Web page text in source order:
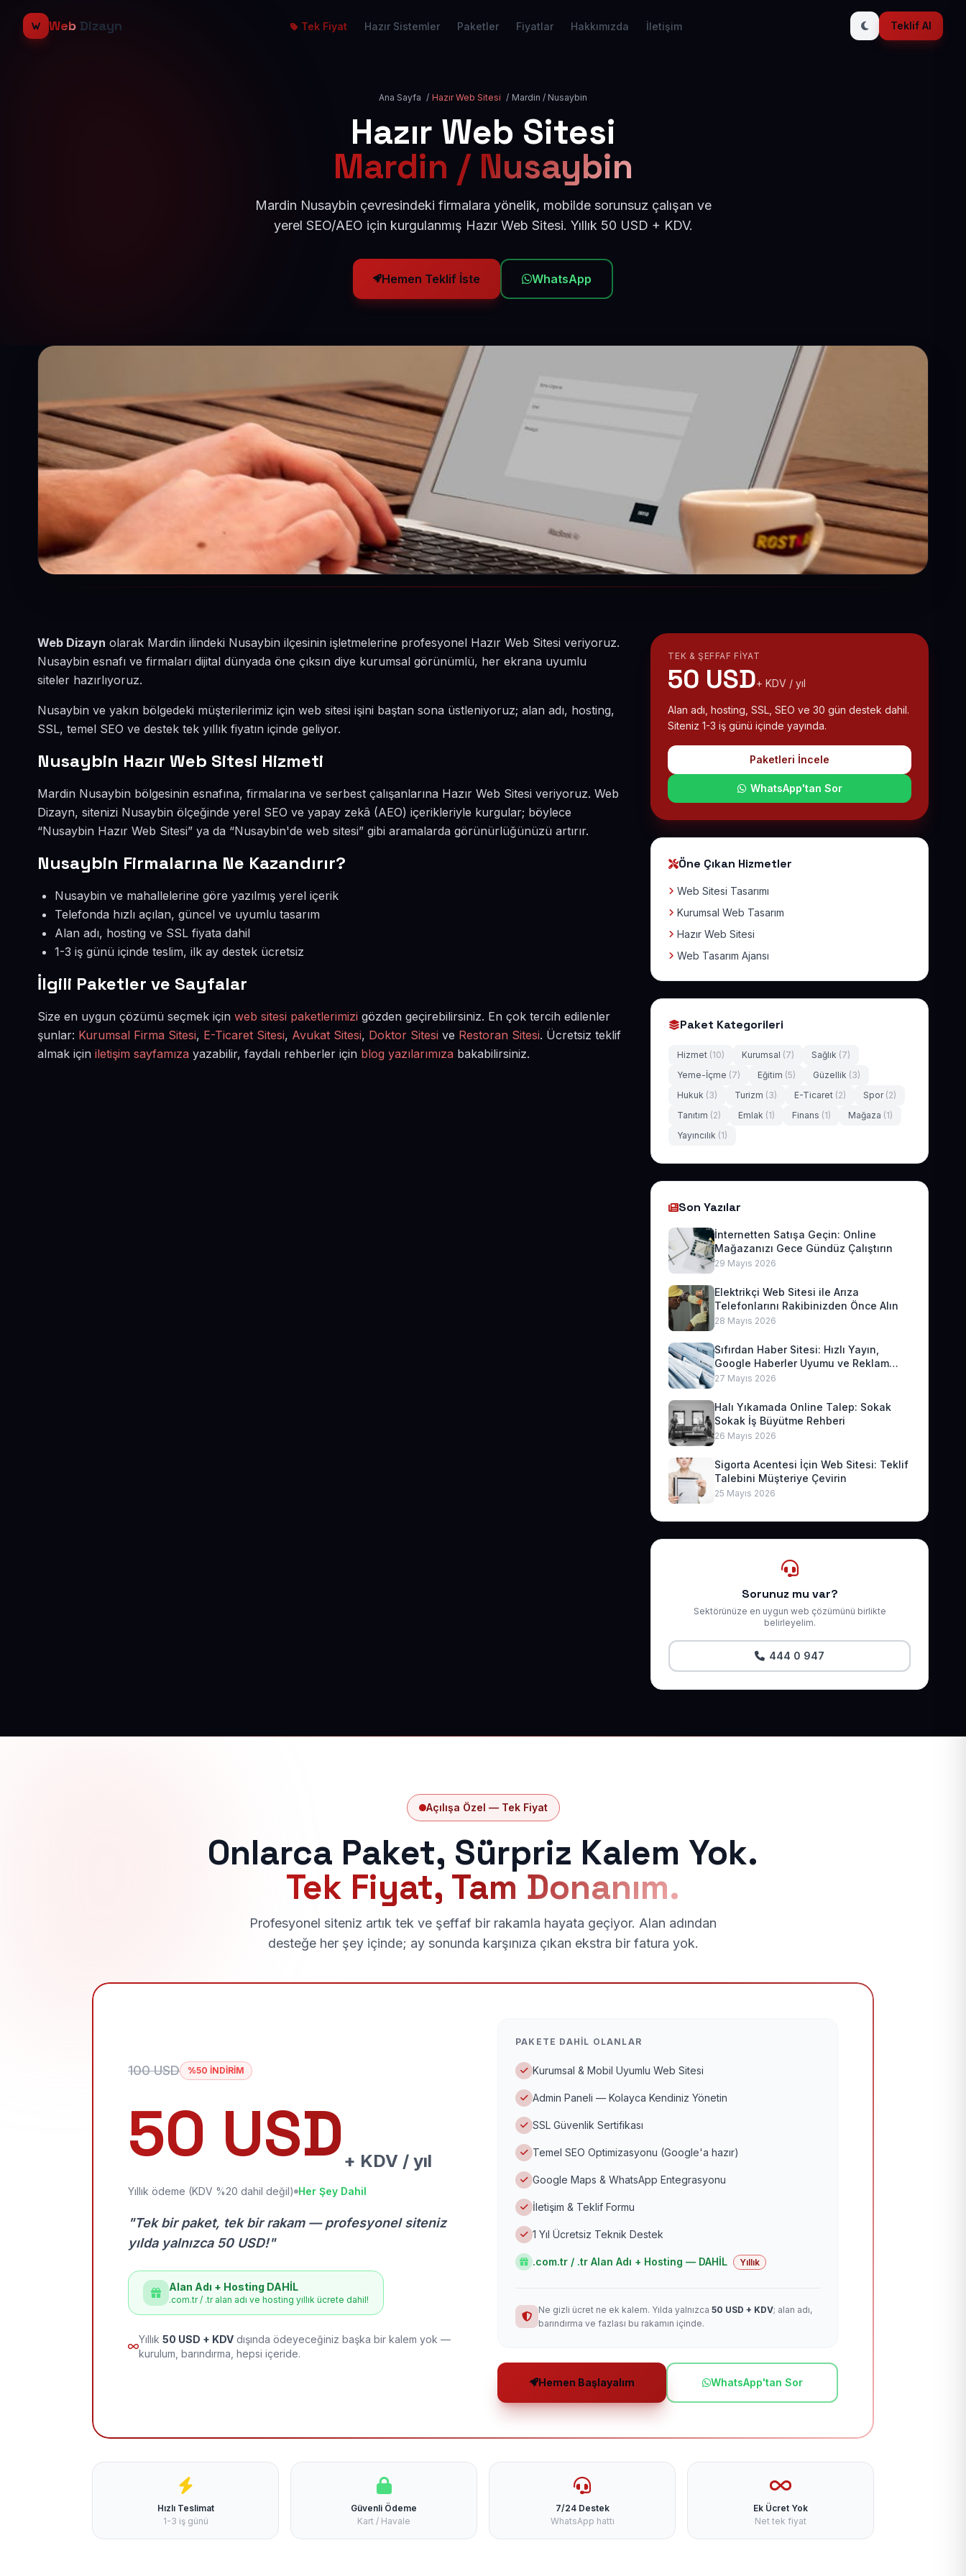
Web Dizayn Tek Fiyat Hazır Sistemler Paketler Fiyatlar Hakkımızda İletişim Teklif Al
Ana Sayfa / Hazır Web Sitesi / Mardin / Nusaybin
Hazır Web Sitesi
Mardin / Nusaybin
Mardin Nusaybin çevresindeki firmalara yönelik, mobilde sorunsuz çalışan ve
yerel SEO/AEO için kurgulanmış Hazır Web Sitesi. Yıllık 50 USD + KDV.
Hemen Teklif İste WhatsApp
Web Dizayn olarak Mardin ilindeki Nusaybin ilçesinin işletmelerine profesyonel Hazır Web Sitesi veriyoruz.
Nusaybin esnafı ve firmaları dijital dünyada öne çıksın diye kurumsal görünümlü, her ekrana uyumlu
siteler hazırlıyoruz.
Nusaybin ve yakın bölgedeki müşterilerimiz için web sitesi işini baştan sona üstleniyoruz; alan adı, hosting,
SSL, temel SEO ve destek tek yıllık fiyatın içinde geliyor.
Nusaybin Hazır Web Sitesi Hizmeti
Mardin Nusaybin bölgesinin esnafına, firmalarına ve serbest çalışanlarına Hazır Web Sitesi veriyoruz. Web
Dizayn, sitenizi Nusaybin ölçeğinde yerel SEO ve yapay zekâ (AEO) içerikleriyle kurgular; böylece
“Nusaybin Hazır Web Sitesi” ya da “Nusaybin'de web sitesi” gibi aramalarda görünürlüğünüzü artırır.
Nusaybin Firmalarına Ne Kazandırır?
Nusaybin ve mahallelerine göre yazılmış yerel içerik
Telefonda hızlı açılan, güncel ve uyumlu tasarım
Alan adı, hosting ve SSL fiyata dahil
1-3 iş günü içinde teslim, ilk ay destek ücretsiz
İlgili Paketler ve Sayfalar
Size en uygun çözümü seçmek için web sitesi paketlerimizi gözden geçirebilirsiniz. En çok tercih edilenler
şunlar: Kurumsal Firma Sitesi, E-Ticaret Sitesi, Avukat Sitesi, Doktor Sitesi ve Restoran Sitesi. Ücretsiz teklif
almak için iletişim sayfamıza yazabilir, faydalı rehberler için blog yazılarımıza bakabilirsiniz.
TEK & ŞEFFAF FIYAT
50 USD+ KDV / yıl
Alan adı, hosting, SSL, SEO ve 30 gün destek dahil.
Siteniz 1-3 iş günü içinde yayında.
Paketleri İncele
WhatsApp'tan Sor
Öne Çıkan Hizmetler
Web Sitesi Tasarımı
Kurumsal Web Tasarım
Hazır Web Sitesi
Web Tasarım Ajansı
Paket Kategorileri
Hizmet (10) Kurumsal (7) Sağlık (7)
Yeme-İçme (7) Eğitim (5) Güzellik (3)
Hukuk (3) Turizm (3) E-Ticaret (2) Spor (2)
Tanıtım (2) Emlak (1) Finans (1) Mağaza (1)
Yayıncılık (1)
Son Yazılar
İnternetten Satışa Geçin: Online
Mağazanızı Gece Gündüz Çalıştırın
29 Mayıs 2026
Elektrikçi Web Sitesi ile Arıza
Telefonlarını Rakibinizden Önce Alın
28 Mayıs 2026
Sıfırdan Haber Sitesi: Hızlı Yayın,
Google Haberler Uyumu ve Reklam
Geliri
27 Mayıs 2026
Halı Yıkamada Online Talep: Sokak
Sokak İş Büyütme Rehberi
26 Mayıs 2026
Sigorta Acentesi İçin Web Sitesi: Teklif
Talebini Müşteriye Çevirin
25 Mayıs 2026
Sorunuz mu var?
Sektörünüze en uygun web çözümünü birlikte
belirleyelim.
444 0 947
Açılışa Özel — Tek Fiyat
Onlarca Paket, Sürpriz Kalem Yok.
Tek Fiyat, Tam Donanım.
Profesyonel siteniz artık tek ve şeffaf bir rakamla hayata geçiyor. Alan adından
desteğe her şey içinde; ay sonunda karşınıza çıkan ekstra bir fatura yok.
100 USD %50 İNDİRİM
50 USD + KDV / yıl
Yıllık ödeme (KDV %20 dahil değil) Her Şey Dahil
"Tek bir paket, tek bir rakam — profesyonel siteniz
yılda yalnızca 50 USD!"
Alan Adı + Hosting DAHİL
.com.tr / .tr alan adı ve hosting yıllık ücrete dahil!
Yıllık 50 USD + KDV dışında ödeyeceğiniz başka bir kalem yok —
kurulum, barındırma, hepsi içeride.
PAKETE DAHIL OLANLAR
Kurumsal & Mobil Uyumlu Web Sitesi
Admin Paneli — Kolayca Kendiniz Yönetin
SSL Güvenlik Sertifikası
Temel SEO Optimizasyonu (Google'a hazır)
Google Maps & WhatsApp Entegrasyonu
İletişim & Teklif Formu
1 Yıl Ücretsiz Teknik Destek
.com.tr / .tr Alan Adı + Hosting — DAHİL Yıllık
Ne gizli ücret ne ek kalem. Yılda yalnızca 50 USD + KDV; alan adı,
barındırma ve fazlası bu rakamın içinde.
Hemen Başlayalım WhatsApp'tan Sor
Hızlı Teslimat
1-3 iş günü
Güvenli Ödeme
Kart / Havale
7/24 Destek
WhatsApp hattı
Ek Ücret Yok
Net tek fiyat